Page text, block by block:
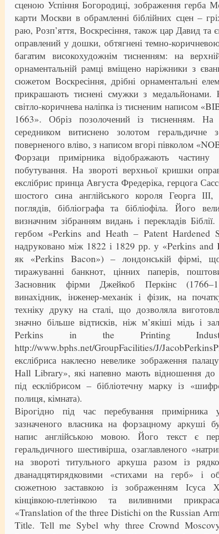
сценою Успіння Богородиці, зображення герба
карти Москви в обрамленні біблійних сцен –
раю, Розп’яття, Воскресіння, також цар Давид та
оправлений у дошки, обтягнені темно-
багатим високохудожнім тисненням: на
орнаментальній рамці вміщено наріжники з
сюжетом Воскресіння, дрібні орнаментальні
прикрашають тиснені смужки з медальйонами.
світло-коричнева наліпка із тисненим написом
1663». Обріз позолочений із тисненням.
середником витиснено золотом геральдичне
поверненого вліво, з написом вгорі півколом
Форзаци примірника відображають частину
побутування. На звороті верхньої кришки
екслібрис принца Августа Фредеріка, герцога
шостого сина англійського короля Георга ІІІ,
поглядів, бібліографа та бібліофіла. Його
визначним зібранням видань і перекладів
гербом «Perkins and Heath – Patent Hardened
надруковано між 1822 і 1829 рр. у «Perkins and
як «Perkins Bacon») – лондонській фірмі, що
тиражуванні банкнот, цінних паперів,
Засновник фірми Джейкоб Перкінс
винахідник, інженер-механік і фізик, на
техніку друку на сталі, що дозволяла
значно більше відтисків, ніж м’якіші мідь і
Perkins in the Printing
http://www.bphs.net/GroupFacilities/J/
екслібриса наклеєно невелике зображення
Hall Library», які напевно мають відношення до
під есклібрисом – бібліотечну марку із
полиця, кімната).
Вірогідно під час перебування примірника
зазначеного власника на форзацному аркуші
напис англійською мовою. Його текст є
геральдичного шестивірша, озаглавленого
на звороті титульного аркуша разом із
дванадцятирядковими «стихами на герб» і
сюжетною заставкою із зображенням
кінцівкою-плетінкою та виливними
«Translation of the three Distichi on the Russian
Title. Tell me Sybel why three Crownd